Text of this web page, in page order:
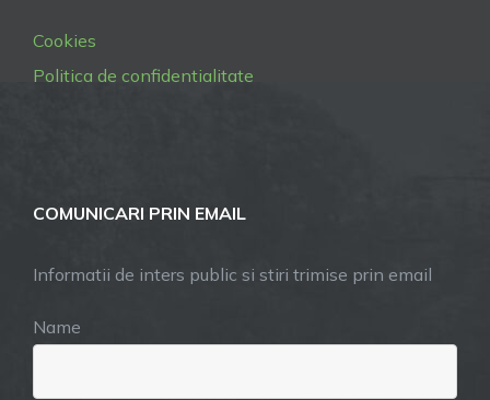
Cookies
Politica de confidentialitate
COMUNICARI PRIN EMAIL
Informatii de inters public si stiri trimise prin email
Name